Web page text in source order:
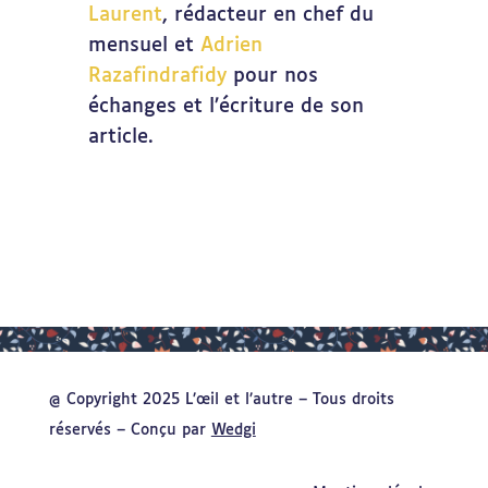
Laurent, rédacteur en chef du
mensuel et Adrien
Razafindrafidy pour nos
échanges et l’écriture de son
article.
@ Copyright 2025 L’œil et l’autre – Tous droits
réservés – Conçu par Wedgi